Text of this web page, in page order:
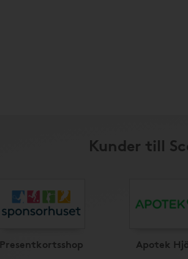
Kunder till
Presentkortsshop Apotek